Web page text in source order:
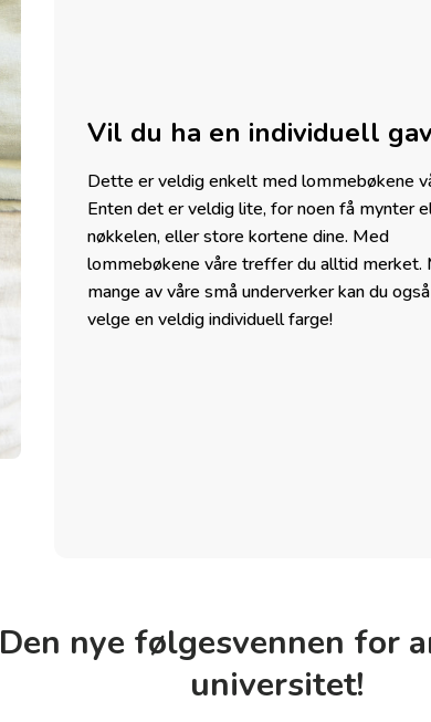
Vil du ha en individuell
Dette er veldig enkelt med lommebøkene
Enten det er veldig lite, for noen få mynter
nøkkelen, eller store kortene dine. Med
lommebøkene våre treffer du alltid merket.
mange av våre små underverker kan du også
velge en veldig individuell farge!
Den nye følgesvennen for
universitet!